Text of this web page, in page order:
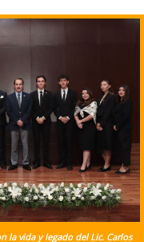
la vida y legado del Lic. Carlos